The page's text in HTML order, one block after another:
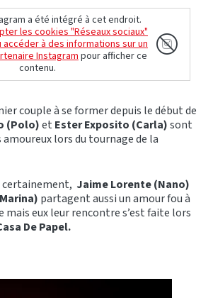
a été intégré à cet endroit.
les cookies "Réseaux sociaux"
à des informations sur un
Instagram pour afficher ce
contenu.
couple à se former depuis le début de
(Polo)et Ester Exposito (Carla)sont
lors du tournage de la
certainement, Jaime Lorente (Nano)
partagent aussi un amour fou à
mais eux leur rencontre s’est faite lors
De Papel.